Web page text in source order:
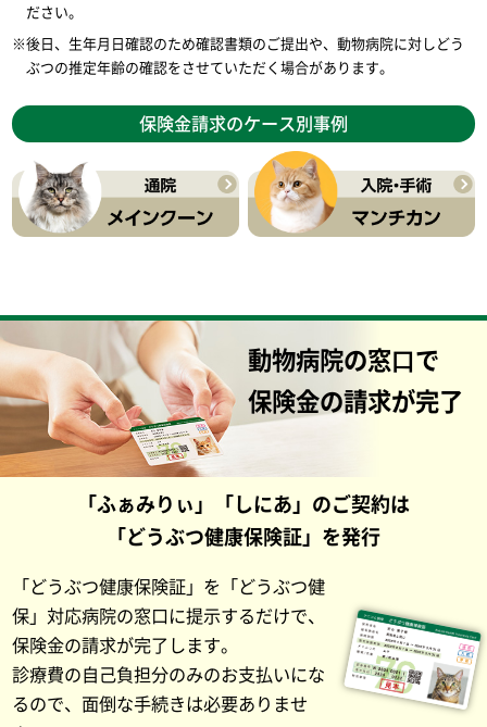
ださい。
※後日、生年月日確認のため確認書類のご提出や、動物病院に対しどう
ぶつの推定年齢の確認をさせていただく場合があります。
保険金請求のケース別事例
動物病院の窓⼝で
保険金の請求が完了
「ふぁみりぃ」「しにあ」のご契約は
「どうぶつ健康保険証」を発行
「どうぶつ健康保険証」を「どうぶつ健
保」対応病院の窓口に提示するだけで、
保険金の請求が完了します。
診療費の自己負担分のみのお支払いにな
るので、面倒な手続きは必要ありませ